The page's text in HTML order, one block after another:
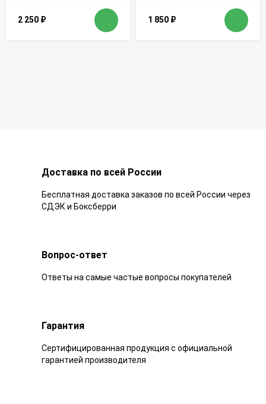
2 250 ₽ 1 850 ₽
Доставка по всей России
Бесплатная доставка заказов по всей России через
СДЭК и Боксберри
Вопрос-ответ
Ответы на самые частые вопросы покупателей
Гарантия
Сертифицированная продукция с официальной
гарантией производителя